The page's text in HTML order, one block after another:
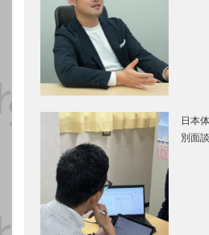
日本
別面